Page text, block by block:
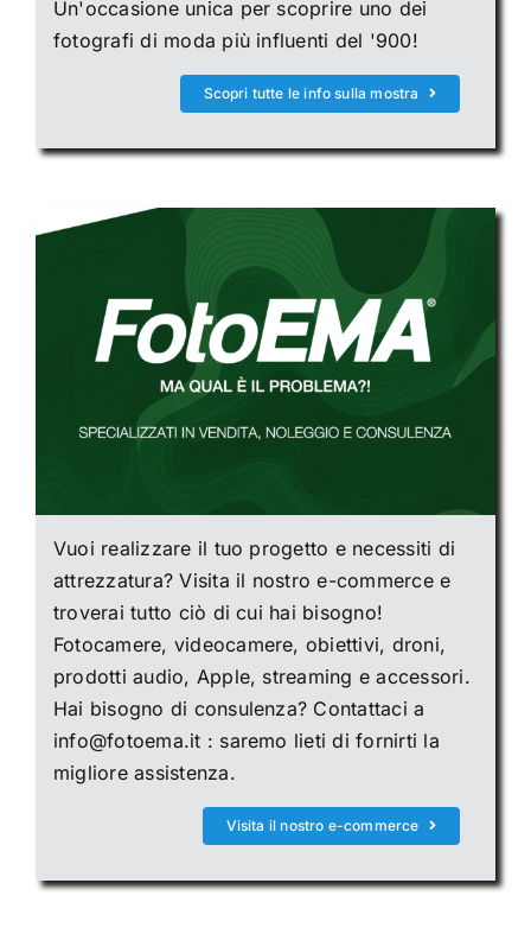
Un'occasione unica per scoprire uno dei
fotografi di moda più influenti del '900!
Scopri tutte le info sulla mostra
Vuoi realizzare il tuo progetto e necessiti di
attrezzatura? Visita il nostro e-commerce e
troverai tutto ciò di cui hai bisogno!
Fotocamere, videocamere, obiettivi, droni,
prodotti audio, Apple, streaming e accessori.
Hai bisogno di consulenza? Contattaci a
info@fotoema.it : saremo lieti di fornirti la
migliore assistenza.
Visita il nostro e-commerce